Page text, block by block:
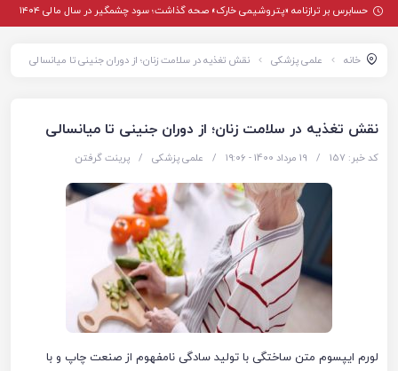
حسابرس بر ترازنامه «پتروشیمی خارک» صحه گذاشت؛ سود چشمگیر در سال مالی ۱۴۰۴
خانه علمی پزشکی نقش تغذیه در سلامت زنان؛ از دوران جنینی تا میانسالی
نقش تغذیه در سلامت زنان؛ از دوران جنینی تا میانسالی
کد خبر: 157 / 19 مرداد 1400 - ۱۹:۰۶ / علمی پزشکی / پرینت گرفتن
لورم ایپسوم متن ساختگی با تولید سادگی نامفهوم از صنعت چاپ و با